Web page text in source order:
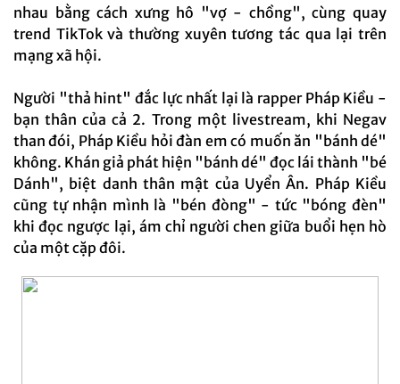
nhau bằng cách xưng hô "vợ - chồng", cùng quay
trend TikTok và thường xuyên tương tác qua lại trên
mạng xã hội.
Người "thả hint" đắc lực nhất lại là rapper Pháp Kiều -
bạn thân của cả 2. Trong một livestream, khi Negav
than đói, Pháp Kiều hỏi đàn em có muốn ăn "bánh dé"
không. Khán giả phát hiện "bánh dé" đọc lái thành "bé
Dánh", biệt danh thân mật của Uyển Ân. Pháp Kiều
cũng tự nhận mình là "bén đòng" - tức "bóng đèn"
khi đọc ngược lại, ám chỉ người chen giữa buổi hẹn hò
của một cặp đôi.